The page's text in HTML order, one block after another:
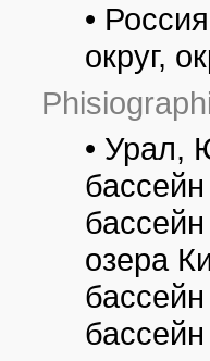
•
округ,
• Урал,
озера